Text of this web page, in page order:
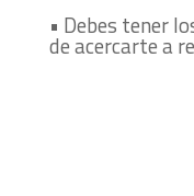
• Debes tener
de acercarte a